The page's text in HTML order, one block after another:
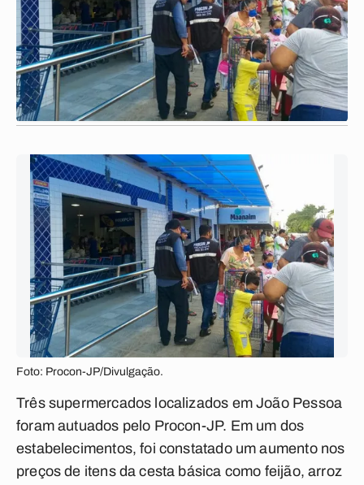
Foto: Procon-JP/Divulgação.
Três supermercados localizados em João Pessoa
foram autuados pelo Procon-JP. Em um dos
estabelecimentos, foi constatado um aumento nos
preços de itens da cesta básica como feijão, arroz